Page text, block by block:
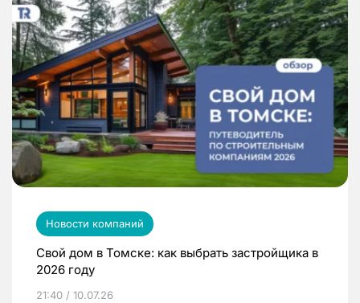
Новости компаний
Свой дом в Томске: как выбрать застройщика в
2026 году
21:40 / 10.07.26